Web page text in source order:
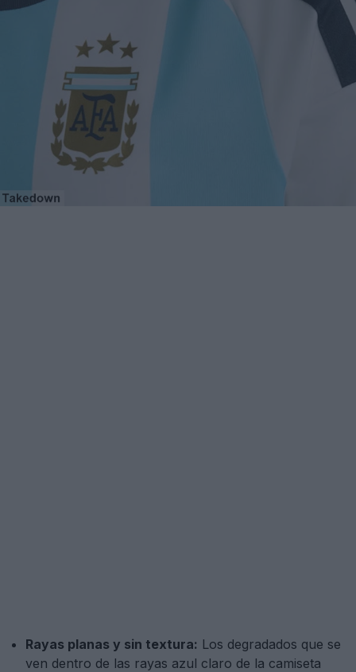
Rayas planas y sin textura: Los degradados que se
ven dentro de las rayas azul claro de la camiseta